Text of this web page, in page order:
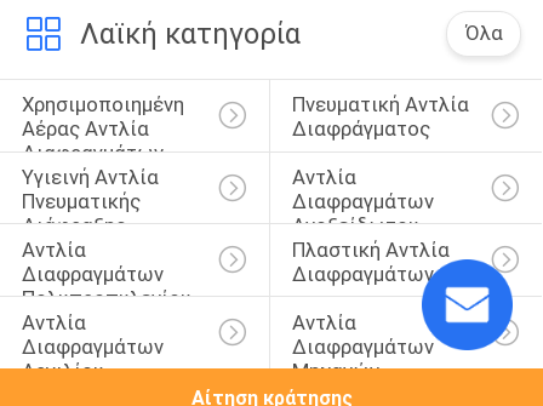
Λαϊκή κατηγορία Όλα
Χρησιμοποιημένη
Αέρας Αντλία
Διαφραγμάτων
Πνευματική Αντλία
Διαφράγματος
Υγιεινή Αντλία
Πνευματικής
Διάφραξης
Αντλία
Διαφραγμάτων
Ανοξείδωτου
Αντλία
Διαφραγμάτων
Πολυπροπυλενίου
Πλαστική Αντλία
Διαφραγμάτων
Αντλία
Διαφραγμάτων
Αργιλίου
Αντλία
Διαφραγμάτων
Μηχανών
Αίτηση κράτησης